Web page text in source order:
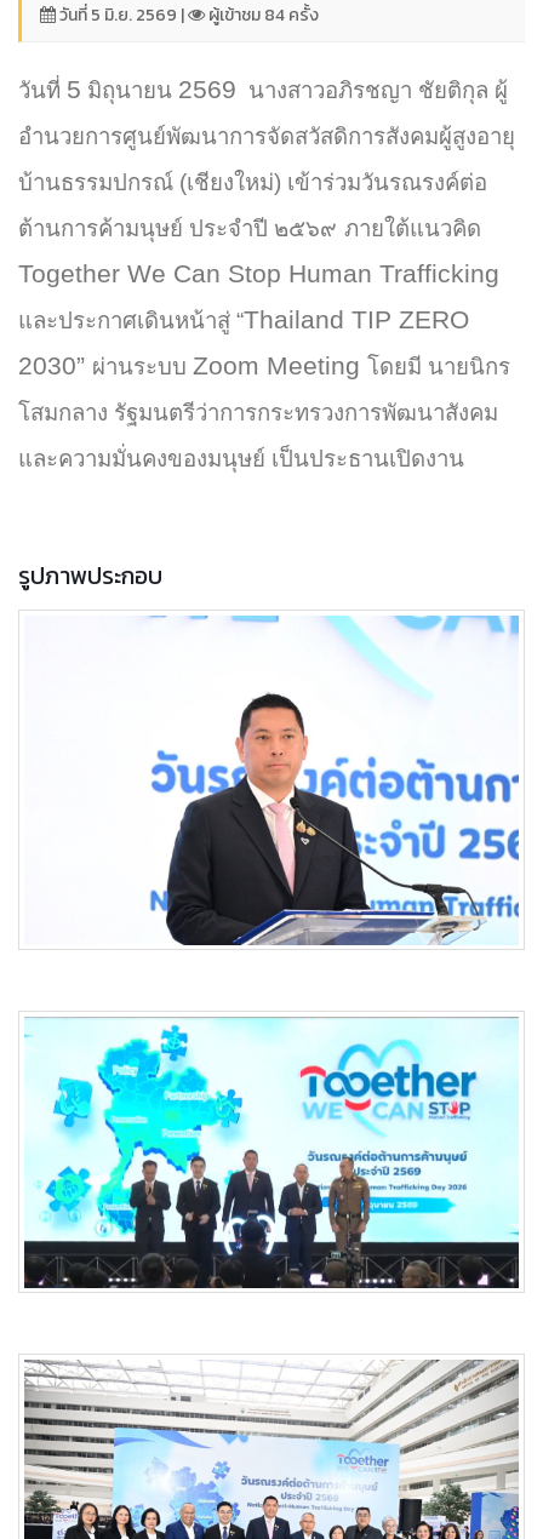
วันที่ 5 มิ.ย. 2569 | ผู้เข้าชม 84 ครั้ง
วันที่ 5 มิถุนายน 2569 นางสาวอภิรชญา ชัยติกุล ผู้
อำนวยการศูนย์พัฒนาการจัดสวัสดิการสังคมผู้สูงอายุ
บ้านธรรมปกรณ์ (เชียงใหม่) เข้าร่วมวันรณรงค์ต่อ
ต้านการค้ามนุษย์ ประจำปี ๒๕๖๙ ภายใต้แนวคิด
Together We Can Stop Human Trafficking
และประกาศเดินหน้าสู่ “Thailand TIP ZERO
2030” ผ่านระบบ Zoom Meeting โดยมี นายนิกร
โสมกลาง รัฐมนตรีว่าการกระทรวงการพัฒนาสังคม
และความมั่นคงของมนุษย์ เป็นประธานเปิดงาน
รูปภาพประกอบ